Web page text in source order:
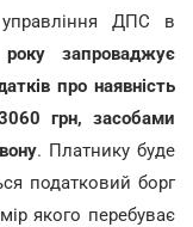
ДПС в
запроваджує
про наявність
грн, засобами
. Платнику буде
податковий борг
якого перебуває